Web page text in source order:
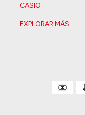
CASIO
EXPLORAR MÁS